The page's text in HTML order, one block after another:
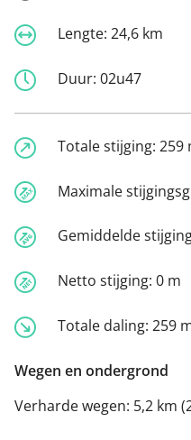
Lengte: 24,6 km
Duur: 02u47
Totale stijging: 259
Maximale
Gemiddelde
Netto stijging: 0 m
Totale daling: 259
Wegen en ondergrond
Verharde wegen: 5,2 km